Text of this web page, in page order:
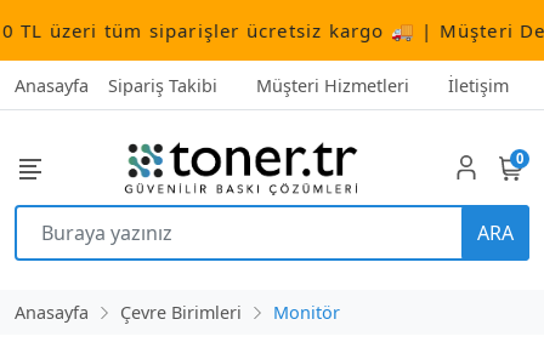
TL üzeri tüm siparişler ücretsiz kargo 🚚 | Müşteri
Anasayfa Sipariş Takibi Müşteri Hizmetleri İletişim
ARA
0
Anasayfa Çevre Birimleri Monitör